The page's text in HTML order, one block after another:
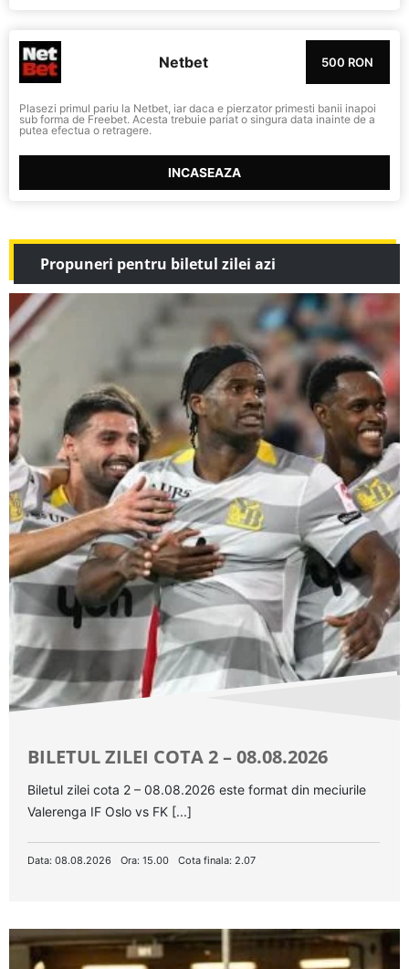
Netbet 500 RON
Plasezi primul pariu la Netbet, iar daca e pierzator primesti banii inapoi
sub forma de Freebet. Acesta trebuie pariat o singura data inainte de a
putea efectua o retragere.
INCASEAZA
Propuneri pentru biletul zilei azi
BILETUL ZILEI COTA 2 – 08.08.2026
Biletul zilei cota 2 – 08.08.2026 este format din meciurile
Valerenga IF Oslo vs FK [...]
Data: 08.08.2026 Ora: 15.00 Cota finala: 2.07